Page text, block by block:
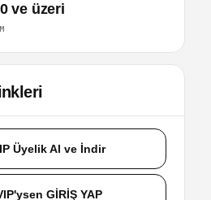
ve üzeri
Üyelik Al ve İndir
GİRİŞ YAP